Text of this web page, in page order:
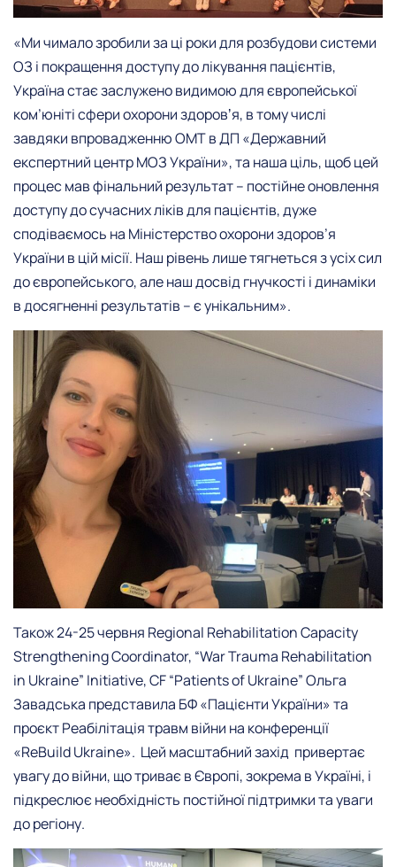
«Ми чимало зробили за ці роки для розбудови системи
ОЗ і покращення доступу до лікування пацієнтів,
Україна стає заслужено видимою для європейської
ком’юніті сфери охорони здоровʼя, в тому числі
завдяки впровадженню ОМТ в ДП «Державний
експертний центр МОЗ України», та наша ціль, щоб цей
процес мав фінальний результат – постійне оновлення
доступу до сучасних ліків для пацієнтів, дуже
сподіваємось на Міністерство охорони здоров’я
України в цій місії. Наш рівень лише тягнеться з усіх сил
до європейського, але наш досвід гнучкості і динаміки
в досягненні результатів – є унікальним».
Також 24-25 червня Regional Rehabilitation Capacity
Strengthening Coordinator, “War Trauma Rehabilitation
in Ukraine” Initiative, CF “Patients of Ukraine”Ольга
Завадська представила БФ «Пацієнти України» та
проєкт Реабілітація травм війни на конференції
«ReBuild Ukraine». Цей масштабний захід привертає
увагу до війни, що триває в Європі, зокрема в Україні, і
підкреслює необхідність постійної підтримки та уваги
до регіону.